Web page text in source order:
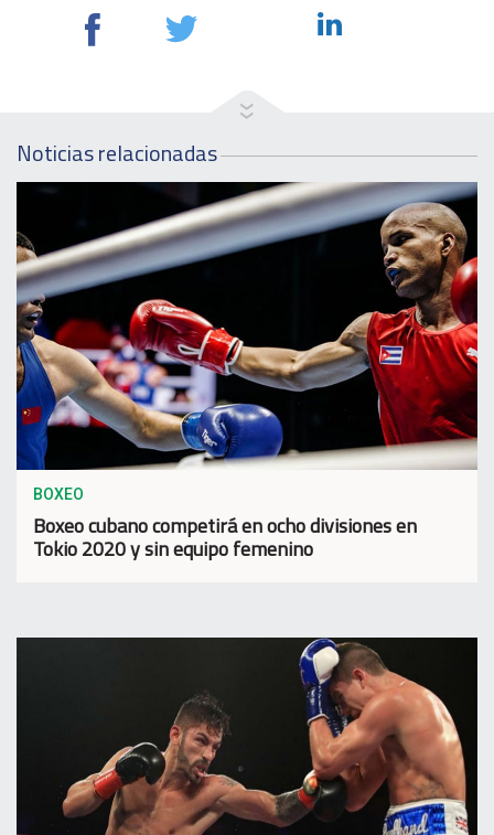
Noticias relacionadas
BOXEO
Boxeo cubano competirá en ocho divisiones en
Tokio 2020 y sin equipo femenino